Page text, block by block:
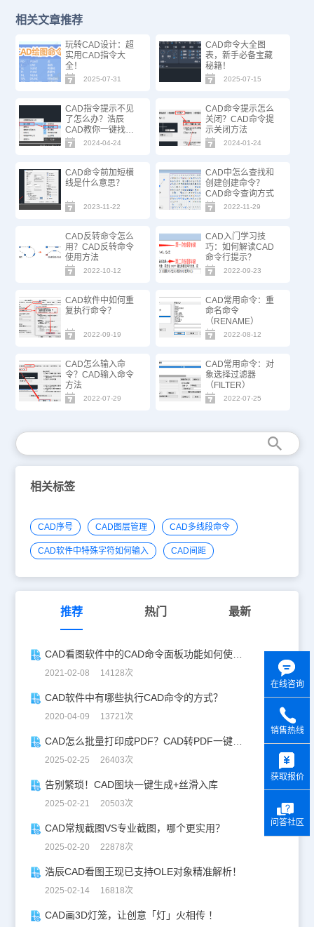
相关文章推荐
玩转CAD设计：超
实用CAD指令大
全！
2025-07-31
CAD命令大全图
表，新手必备宝藏
秘籍！
2025-07-15
CAD指令提示不见
了怎么办？浩辰
CAD教你一键找
回！
2024-04-24
CAD命令提示怎么
关闭？CAD命令提
示关闭方法
2024-01-24
CAD命令前加短横
线是什么意思？
2023-11-22
CAD中怎么查找和
创建创建命令？
CAD命令查询方式
2022-11-29
CAD反转命令怎么
用？CAD反转命令
使用方法
2022-10-12
CAD入门学习技
巧：如何解读CAD
命令行提示？
2022-09-23
CAD软件中如何重
复执行命令？
2022-09-19
CAD常用命令：重
命名命令
（RENAME）
2022-08-12
CAD怎么输入命
令？CAD输入命令
方法
2022-07-29
CAD常用命令：对
象选择过滤器
（FILTER）
2022-07-25
相关标签
CAD序号 CAD图层管理 CAD多线段命令
CAD软件中特殊字符如何输入 CAD间距
推荐 热门 最新
CAD看图软件中的CAD命令面板功能如何使用？
2021-02-08 14128次
CAD软件中有哪些执行CAD命令的方式？
2020-04-09 13721次
CAD怎么批量打印成PDF？CAD转PDF一键批量完成！
2025-02-25 26403次
告别繁琐！CAD图块一键生成+丝滑入库
2025-02-21 20503次
CAD常规截图VS专业截图，哪个更实用？
2025-02-20 22878次
浩辰CAD看图王现已支持OLE对象精准解析！
2025-02-14 16818次
CAD画3D灯笼，让创意「灯」火相传 ！
在线咨询
销售热线
获取报价
问答社区